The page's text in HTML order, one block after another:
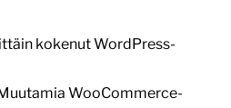
kokenut WordPress-
WooCommerce-